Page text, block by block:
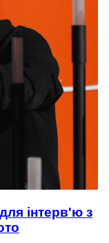
інтерв'ю з